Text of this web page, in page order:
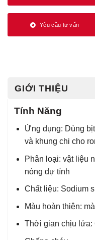
Yêu cầu tư vấn
GIỚI THIỆU
Tính Năng
Ứng dụng: Dùng
và khung chi cho
Phân loại: vật liệu
nóng dự tính
Chất liệu: Sodium
Màu hoàn thiện:
Thời gian chịu lửa: